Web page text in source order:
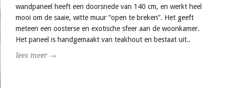
wandpaneel heeft een doorsnede van 140 cm, en werkt heel
mooi om de saaie, witte muur “open te breken”. Het geeft
meteen een oosterse en exotische sfeer aan de woonkamer.
Het paneel is handgemaakt van teakhout en bestaat uit..
lees meer →